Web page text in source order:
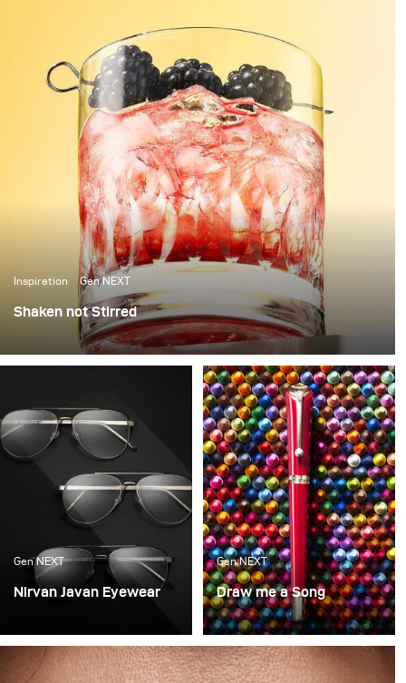
Inspiration Gen NEXT
Shaken not Stirred
The last few weeks in Berlin have been amazing, with
over 25 degrees temperatures and sunshine, it’s been
the perfect weather to photograph some cool summer
cocktails.
Gen NEXT
Nirvan Javan Eyewear
wanted to show a behind
the scenes look at a
Gen NEXT
Draw me a Song
A continuation of the last
concept, this was again a
look into what brought